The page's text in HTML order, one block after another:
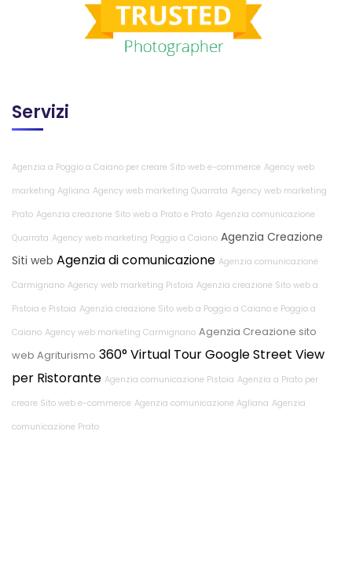
Servizi
Agenzia a Poggio a Caiano per creare Sito web e-commerce Agency web
marketing Agliana Agency web marketing Quarrata Agency web marketing
Prato Agenzia creazione Sito web a Prato e Prato Agenzia comunicazione
Quarrata Agency web marketing Poggio a Caiano Agenzia Creazione
Siti web Agenzia di comunicazione Agenzia comunicazione
Carmignano Agency web marketing Pistoia Agenzia creazione Sito web a
Pistoia e Pistoia Agenzia creazione Sito web a Poggio a Caiano e Poggio a
Caiano Agency web marketing Carmignano Agenzia Creazione sito
web Agriturismo 360° Virtual Tour Google Street View
per Ristorante Agenzia comunicazione Pistoia Agenzia a Prato per
creare Sito web e-commerce Agenzia comunicazione Agliana Agenzia
comunicazione Prato